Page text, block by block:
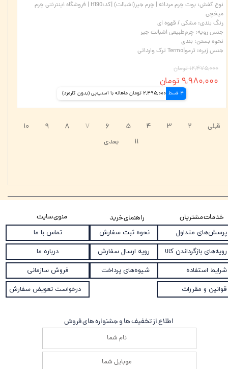
نوع کفش:
بوت چرم مردانه | چرم جیر(اشبالت) |‌کد:H190 | فروشگاه اینترنتی چرم
میخچی
رنگ بندی: مشکی / قهوه ای
جنس رویه: چرم‌طبیعی اشبالت جیر
نحوه بستن: بندی
جنس زیره: ترمو|Termo ترک وارداتی
۱۲,۴۷۵,۰۰۰ تومان
۹,۹۸۰,۰۰۰ تومان
4 قسط 2,495,000 تومان ماهانه با اسنپ‌پی (بدون کارمزد)
قبلی ۲ ۳ ۴ ۵ ۶ ۷ ۸ ۹
۱۰
۱۱
بعدی
راهنمای خرید
نحوه ثبت سفارش
رویه ارسال سفارش
شیوه‌های پرداخت
خدمات مشتریان
پرسش‌های متداول
رویه‌های بازگرداندن کالا
شرایط استفاده
قوانین و مقررات
منوی سایت
تماس با ما
درباره ما
فروش سازمانی
درخواست تعویض سفارش
اطلاع از تخفیف ها و جشنواره های فروش